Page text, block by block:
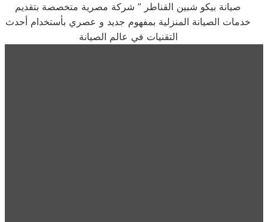
صيانة بيكو شبين القناطر ” شركة مصرية متخصصة بتقديم
خدمات الصيانة المنزلية بمفهوم جديد و عصري بأستخدام أحدث
التقنيات في عالم الصيانة